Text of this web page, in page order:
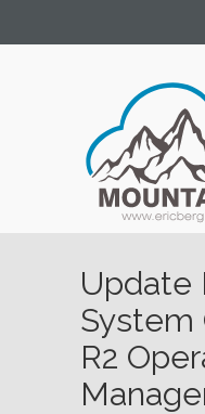
Update
System
R2